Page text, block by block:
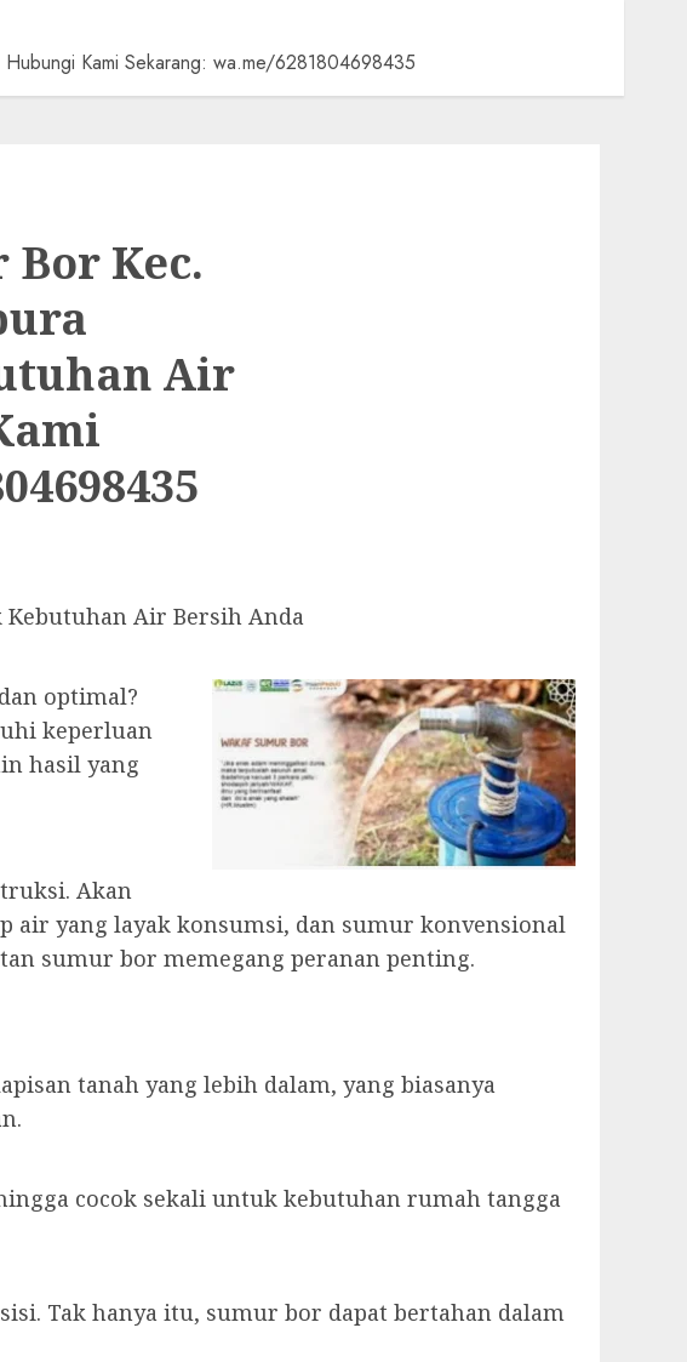
Hubungi Kami Sekarang: wa.me/6281804698435
Bor Kec.
Air
Kebutuhan Air Bersih Anda
optimal?
keperluan
hasil yang
Akan
air yang layak konsumsi, dan sumur konvensional
sumur bor memegang peranan penting.
tanah yang lebih dalam, yang biasanya
cocok sekali untuk kebutuhan rumah tangga
Tak hanya itu, sumur bor dapat bertahan dalam